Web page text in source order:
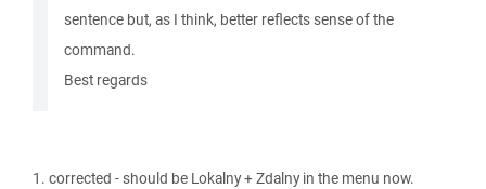
sentence but, as I think, better reflects sense of the
command.
Best regards
1. corrected - should be Lokalny + Zdalny in the menu now.